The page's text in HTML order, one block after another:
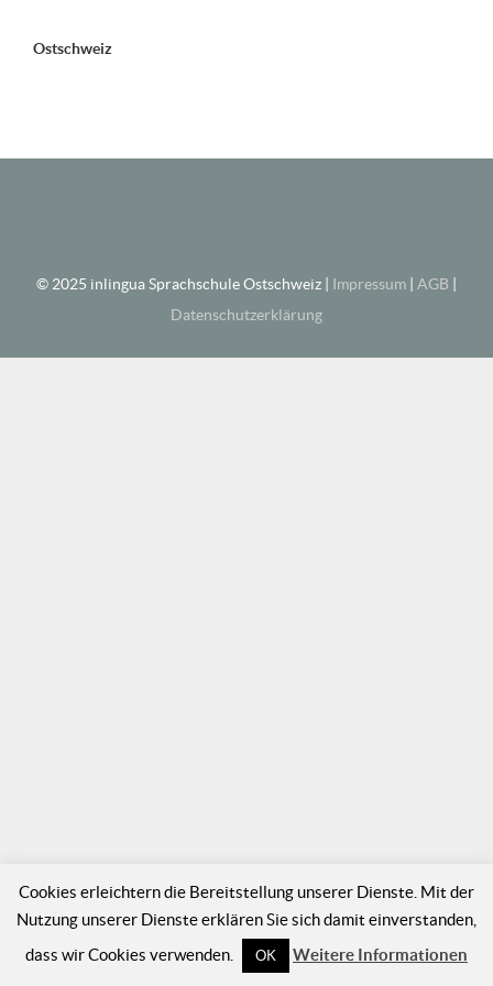
Ostschweiz
© 2025 inlingua Sprachschule Ostschweiz | Impressum AGB
Datenschutzerklärung
Cookies erleichtern die Bereitstellung unserer Dienste. Mit der
Nutzung unserer Dienste erklären Sie sich damit einverstanden,
dass wir Cookies verwenden.
OK Weitere Informationen